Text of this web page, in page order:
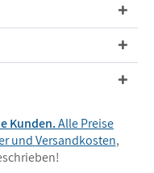
Kunden.Alle Preise
undVersandkosten,